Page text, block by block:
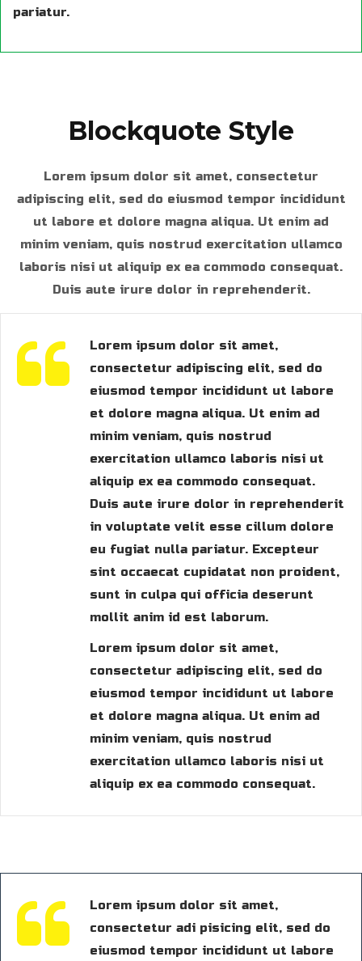
pariatur.
Blockquote Style
Lorem ipsum dolor sit amet, consectetur
adipiscing elit, sed do eiusmod tempor incididunt
ut labore et dolore magna aliqua. Ut enim ad
minim veniam, quis nostrud exercitation ullamco
laboris nisi ut aliquip ex ea commodo consequat.
Duis aute irure dolor in reprehenderit.
Lorem ipsum dolor sit amet,
consectetur adipiscing elit, sed do
eiusmod tempor incididunt ut labore
et dolore magna aliqua. Ut enim ad
minim veniam, quis nostrud
exercitation ullamco laboris nisi ut
aliquip ex ea commodo consequat.
Duis aute irure dolor in reprehenderit
in voluptate velit esse cillum dolore
eu fugiat nulla pariatur. Excepteur
sint occaecat cupidatat non proident,
sunt in culpa qui officia deserunt
mollit anim id est laborum.
Lorem ipsum dolor sit amet,
consectetur adipiscing elit, sed do
eiusmod tempor incididunt ut labore
et dolore magna aliqua. Ut enim ad
minim veniam, quis nostrud
exercitation ullamco laboris nisi ut
aliquip ex ea commodo consequat.
Lorem ipsum dolor sit amet,
consectetur adi pisicing elit, sed do
eiusmod tempor incididunt ut labore